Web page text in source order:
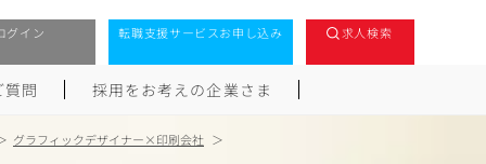
グイン 転職支援サービスお申し込み 求人検索
問 採用をお考えの企業さま
グラフィックデザイナー×印刷会社